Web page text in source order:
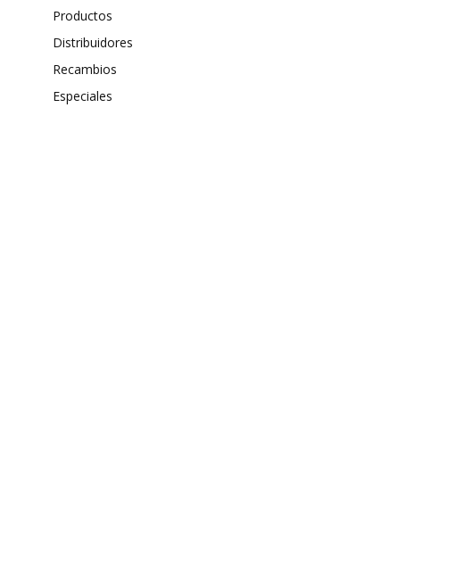
Productos
Distribuidores
Recambios
Especiales